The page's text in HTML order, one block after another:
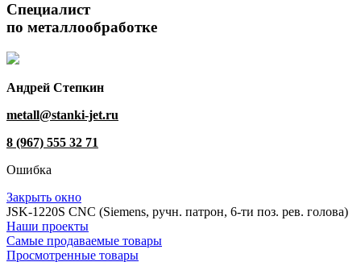
Специалист
по металлообработке
Андрей Степкин
metall@stanki-jet.ru
8 (967) 555 32 71
Ошибка
Закрыть окно
JSK-1220S CNC (Siemens, ручн. патрон, 6-ти поз. рев. голова)
Наши проекты
Самые продаваемые товары
Просмотренные товары